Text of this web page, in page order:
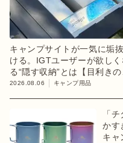
キャンプサイトが一気に垢抜
ける。IGTユーザーが欲しく
る“隠す収納”とは【目利きの
ャンプギア】
2026.08.06 キャンプ用品
「
かす
キャ